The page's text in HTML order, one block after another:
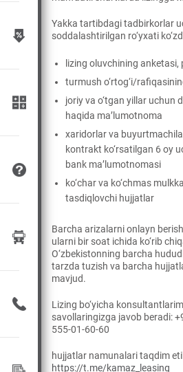
Yakka tartibdagi tadbirkorlar
soddalashtirilgan ro‘yxati
lizing oluvchining
turmush o‘rtog‘i/
joriy va o‘tgan yillar uchun
haqida ma’lumotnoma
xaridorlar va
kontrakt ko‘rsatilgan 6 oy
bank ma’lumotnomasi
ko‘char va ko‘chmas
tasdiqlovchi hujjatlar
Barcha arizalarni onlayn
ularni bir soat ichida ko‘rib
O‘zbekistonning barcha
tarzda tuzish va barcha
mavjud.
Lizing bo‘yicha
savollaringizga javob beradi:
555-01-60-60
hujjatlar namunalari taqdim
https://t.me/kamaz_leasing